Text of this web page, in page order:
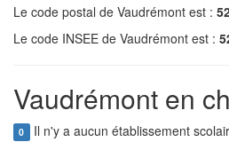
Le code postal de Vaudrémont est :
Le code INSEE de Vaudrémont est :
Vaudrémont en
0 Il n'y a aucun établissement